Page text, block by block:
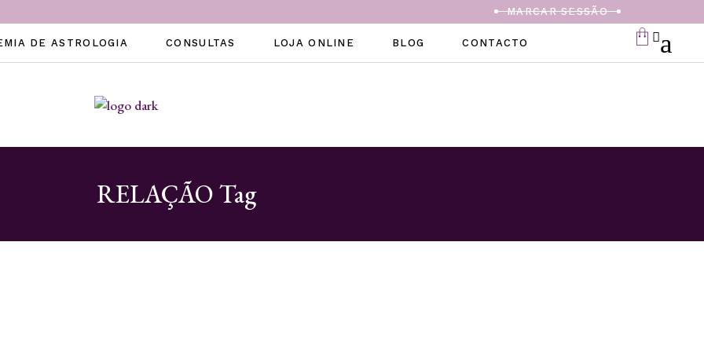
MARCAR SESSÃO
DE ASTROLOGIA CONSULTAS LOJA ONLINE BLOG CONTACTO
RELAÇÃO Tag